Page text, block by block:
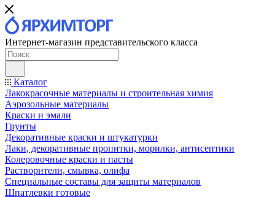
Интернет-магазин представительского класса
Каталог
Лакокрасочные материалы и строительная химия
Аэрозольные материалы
Краски и эмали
Грунты
Декоративные краски и штукатурки
Лаки, декоративные пропитки, морилки, антисептики
Колеровочные краски и пасты
Растворители, смывка, олифа
Специальные составы для защиты материалов
Шпатлевки готовые